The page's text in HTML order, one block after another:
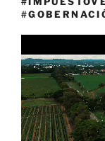
de
vídeo